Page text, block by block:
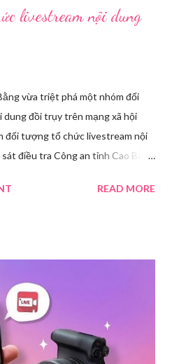
livestream nội dung
vừa triệt phá một nhóm đối
đồi trụy trên mạng xã hội
đối tượng tổ chức livestream nội
điều tra Công an tỉnh Cao Bằng
về hành vi truyền bá văn hóa
hoạt động phát trực tiếp nội dung
pháp luật. Ngay sau khi tiếp
chức xác minh, thu thập dữ liệu
đầu xác định, Triệu Thị Dung
Thông, tỉnh Thái Nguyên, cùng
READ MORE